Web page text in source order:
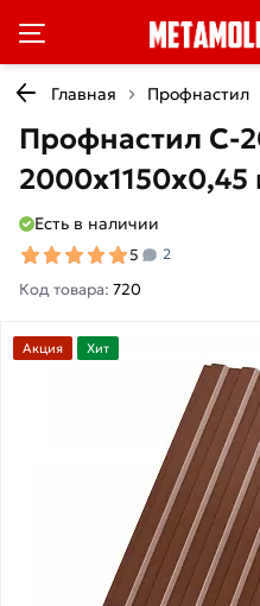
Главная Профнастил
Профнастил С-
2000х1150х0,45
Есть в наличии
5 2
Код товара: 720
Акция Хит